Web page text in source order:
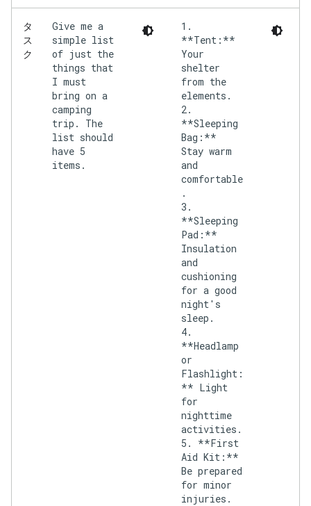
タ
ス
ク
Give me a
simple list
of just the
things that
I must
bring on a
camping
trip. The
list should
have 5
items.
1.
**Tent:**
Your
shelter
from the
elements.
2.
**Sleeping
Bag:**
Stay warm
and
comfortable
.
3.
**Sleeping
Pad:**
Insulation
and
cushioning
for a good
night's
sleep.
4.
**Headlamp
or
Flashlight:
** Light
for
nighttime
activities.
5. **First
Aid Kit:**
Be prepared
for minor
injuries.